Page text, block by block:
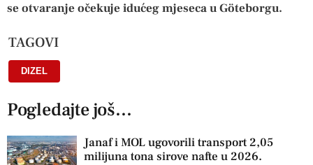
se otvaranje očekuje idućeg mjeseca u Göteborgu.
TAGOVI
DIZEL
Pogledajte još...
Janaf i MOL ugovorili transport 2,05
milijuna tona sirove nafte u 2026.